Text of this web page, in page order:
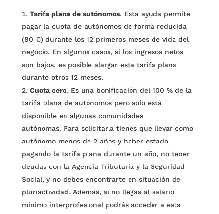
Tarifa plana de autónomos. Esta ayuda permite
pagar la cuota de autónomos de forma reducida
(80 €) durante los 12 primeros meses de vida del
negocio. En algunos casos, si los ingresos netos
son bajos, es posible alargar esta tarifa plana
durante otros 12 meses.
Cuota cero. Es una bonificación del 100 % de la
tarifa plana de autónomos pero solo está
disponible en algunas comunidades
autónomas. Para solicitarla tienes que llevar como
autónomo menos de 2 años y haber estado
pagando la tarifa plana durante un año, no tener
deudas con la Agencia Tributaria y la Seguridad
Social, y no debes encontrarte en situación de
pluriactividad. Además, si no llegas al salario
mínimo interprofesional podrás acceder a esta